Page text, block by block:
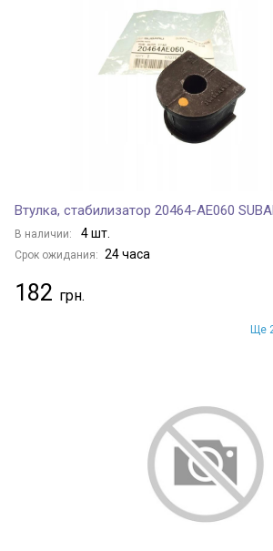
Втулка, стабилизатор 20464-AE060
В наличии: 4 шт.
Срок ожидания: 24 часа
182
Ще